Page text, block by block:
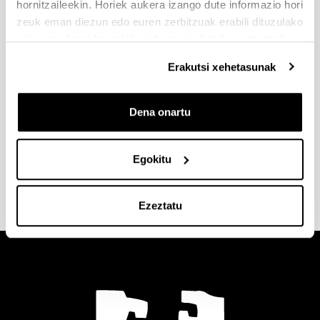
hornitzaileekin. Horiek aukera izango dute informazio hori
zeuk eman diezun edo euren zerbitzuak erabili dituzulako
eskuratu duten bestelako informazio batekin uztartzeko.
Erakutsi xehetasunak
Dena onartu
Egokitu
Ezeztatu